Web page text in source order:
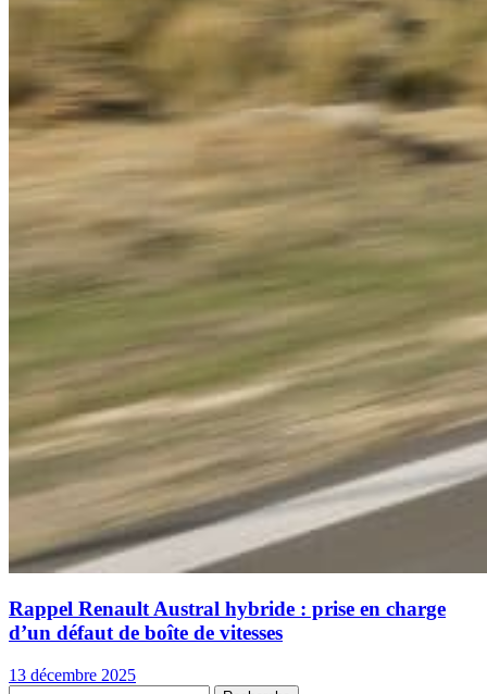
Rappel Renault Austral hybride : prise en charge
d’un défaut de boîte de vitesses
13 décembre 2025